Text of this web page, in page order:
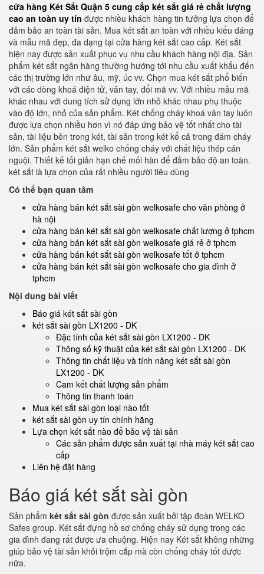
cửa hàng Két Sắt Quận 5 cung cấp két sắt giá rẻ chất lượng
cao an toàn uy tín được nhiều khách hàng tin tưởng lựa chọn để
đảm bảo an toàn tài sản. Mua két sắt an toàn với nhiều kiểu dáng
và mẫu mã đẹp, đa dạng tại cửa hàng két sắt cao cấp. Két sắt
hiện nay được sản xuất phục vụ nhu cầu khách hàng nội địa. Sản
phẩm két sắt ngân hàng thường hướng tới nhu cầu xuất khẩu đến
các thị trường lớn như âu, mỹ, úc vv. Chọn mua két sắt phổ biến
với các dòng khoá điện tử, vân tay, đổi mã vv. Với nhiều mẫu mã
khác nhau với dung tích sử dụng lớn nhỏ khác nhau phụ thuộc
vào độ lớn, nhỏ của sản phẩm. Két chống cháy khoá vân tay luôn
được lựa chọn nhiều hơn vì nó đáp ứng bảo vệ tốt nhất cho tài
sản, tài liệu bên trong két, tài sản trong két kể cả trong đám cháy
lớn. Sản phẩm két sắt welko chống cháy với chất liệu thép cán
nguội. Thiết kế tối giản hạn chế mối hàn để đảm bảo độ an toàn.
két sắt là lựa chọn của rất nhiều người tiêu dùng
Có thể bạn quan tâm
cửa hàng bán két sắt sài gòn welkosafe cho văn phòng ở
hà nội
cửa hàng bán két sắt sài gòn welkosafe chất lượng ở tphcm
cửa hàng bán két sắt sài gòn welkosafe giá rẻ ở tphcm
cửa hàng bán két sắt sài gòn welkosafe tốt ở tphcm
cửa hàng bán két sắt sài gòn welkosafe cho gia đình ở
tphcm
Nội dung bài viết
Báo giá két sắt sài gòn
két sắt sài gòn LX1200 - DK
Đặc tính của két sắt sài gòn LX1200 - DK
Thông số kỹ thuật của két sắt sài gòn LX1200 - DK
Thông tin chất liệu và tính năng két sắt sài gòn
LX1200 - DK
Cam kết chất lượng sản phẩm
Thông tin thanh toán
Mua két sắt sài gòn loại nào tốt
két sắt sài gòn uy tín chính hãng
Lựa chọn két sắt nào để bảo vệ tài sản
Các sản phẩm được sản xuất tại nhà máy két sắt cao
cấp
Liên hệ đặt hàng
Báo giá két sắt sài gòn
Sản phẩm két sắt sài gòn được sản xuất bởi tập đoàn WELKO
Safes group. Két sắt đựng hồ sơ chống cháy sử dụng trong các
gia đình đang rất được ưa chuộng. Hiện nay Két sắt không những
giúp bảo vệ tài sản khỏi trộm cắp mà còn chống cháy tốt được
nữa.